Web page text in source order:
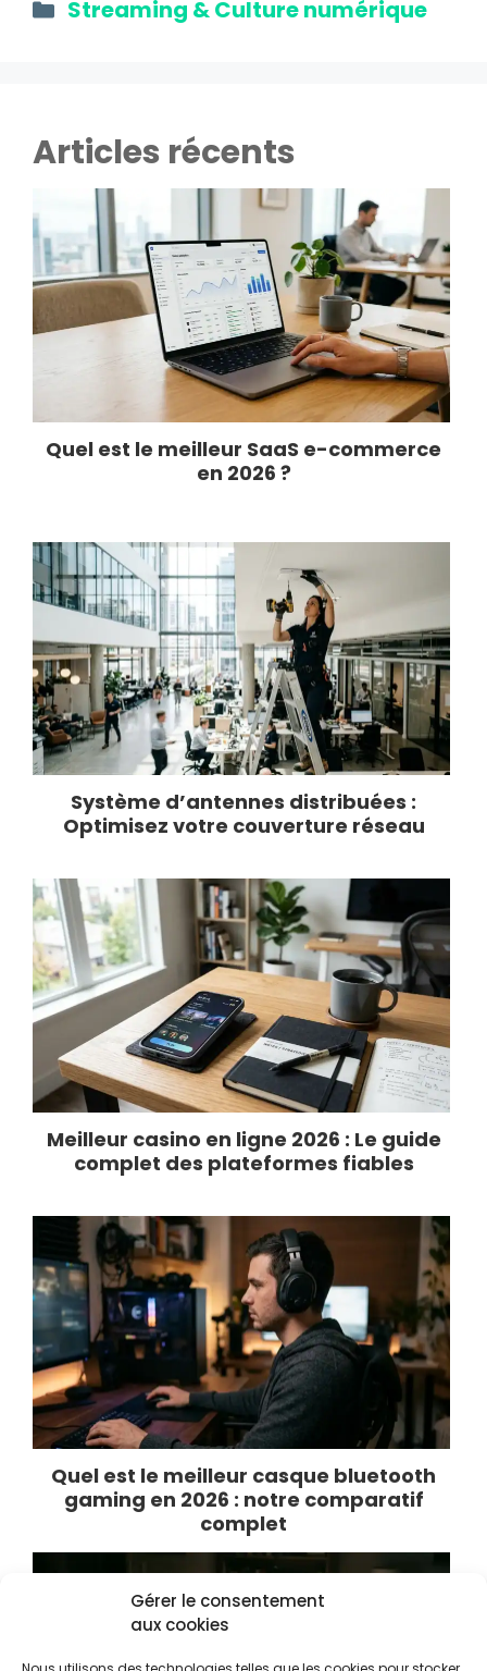
Gérer le consentement
aux cookies
Streaming & Culture numérique
Articles récents
Quel est le meilleur SaaS e-commerce
en 2026 ?
Système d’antennes distribuées :
Optimisez votre couverture réseau
Meilleur casino en ligne 2026 : Le guide
complet des plateformes fiables
Quel est le meilleur casque bluetooth
gaming en 2026 : notre comparatif
complet